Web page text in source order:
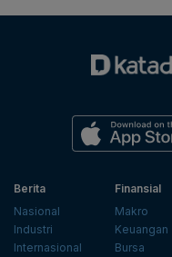
Berita
Nasional
Industri
Internasional
Finansial
Makro
Keuangan
Bursa